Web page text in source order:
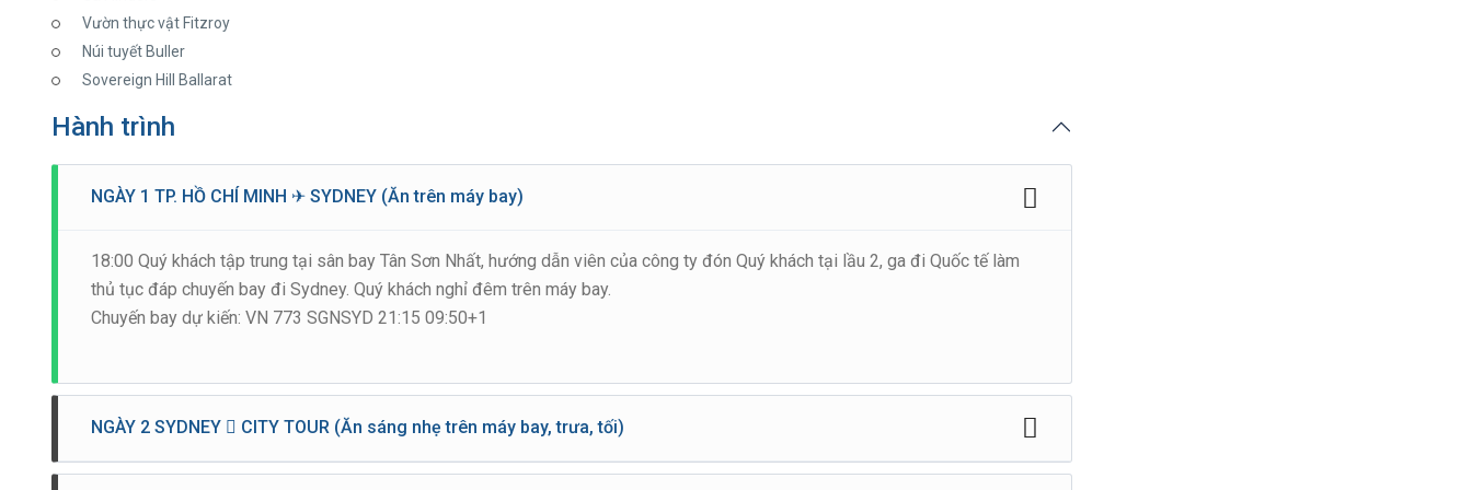
Vườn thực vật Fitzroy
Núi tuyết Buller
Sovereign Hill Ballarat
Hành trình
NGÀY 1 TP. HỒ CHÍ MINH ✈ SYDNEY (Ăn trên máy bay)
18:00 Quý khách tập trung tại sân bay Tân Sơn Nhất, hướng dẫn viên của công ty đón Quý khách tại lầu 2, ga đi Quốc tế làm
thủ tục đáp chuyến bay đi Sydney. Quý khách nghỉ đêm trên máy bay.
Chuyến bay dự kiến: VN 773 SGNSYD 21:15 09:50+1
NGÀY 2 SYDNEY  CITY TOUR (Ăn sáng nhẹ trên máy bay, trưa, tối)
09:50: Đoàn tới Sydney, làm thủ tục nhập cảnh, xe đón khách đưa vào trung tâm Sydney: